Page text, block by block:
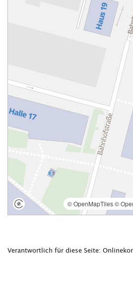
Verantwortlich für diese Seite: